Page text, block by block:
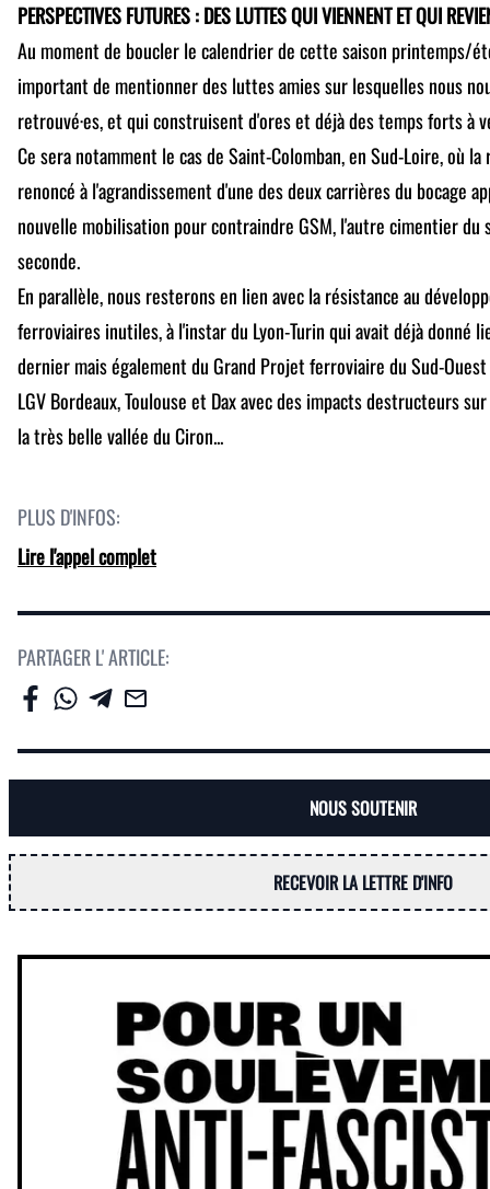
PLUS D'INFOS:
Lire l'appel complet
PARTAGER L' ARTICLE:
NOUS SOUTENIR
RECEVOIR LA LETTRE D'INFO
PERSPECTIVES FUTURES :DES LUTTES QUI VIENNENT ET QUI
Au moment de boucler le calendrier de cette saison printemps/
important de mentionner des luttes amies sur lesquelles nous
retrouvé·es, et qui construisent d'ores et déjà des temps forts à
Ce sera notamment le cas de Saint-Colomban, en Sud-Loire, où
renoncé à l'agrandissement d'une des deux carrières du bocage
nouvelle mobilisation pour contraindre GSM, l'autre cimentier du
seconde.
En parallèle, nous resterons en lien avec la résistance au
ferroviaires inutiles, à l'instar du Lyon-Turin qui avait déjà donné
dernier mais également du Grand Projet ferroviaire du Sud-
LGV Bordeaux, Toulouse et Dax avec des impacts destructeurs
la très belle vallée du Ciron...